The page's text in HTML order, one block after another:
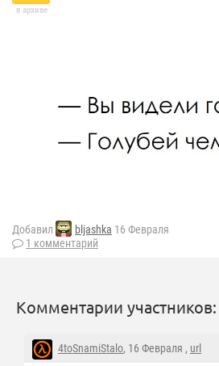
в архиве
Добавил bljashka 16 Февраля
1 комментарий
Комментарии участников:
4toSnamiStalo, 16 Февраля , url